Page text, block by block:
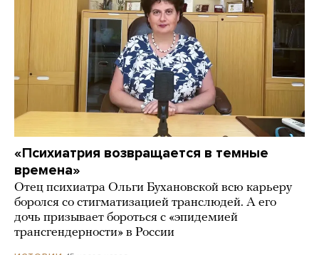
«Психиатрия возвращается в темные
времена»
Отец психиатра Ольги Бухановской всю карьеру
боролся со стигматизацией транслюдей. А его
дочь призывает бороться с «эпидемией
трансгендерности» в России